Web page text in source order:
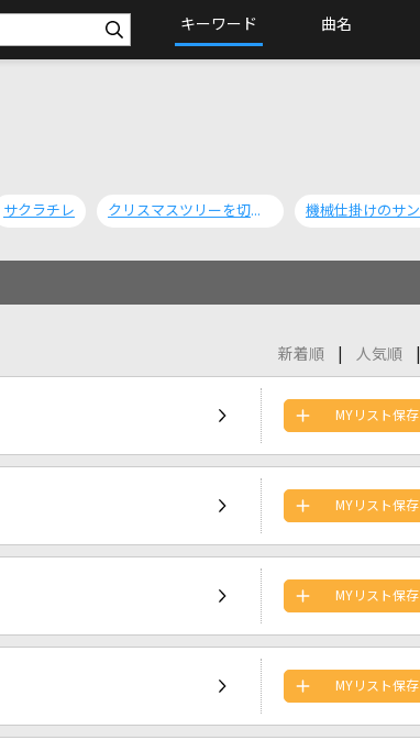
キーワード 曲名
サクラチレ クリスマスツリーを切り倒せ!
新着順
人気順
MYリスト保存
MYリスト保存
MYリスト保存
MYリスト保存